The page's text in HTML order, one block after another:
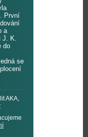
První
a
J. K.
do
se
AKA,